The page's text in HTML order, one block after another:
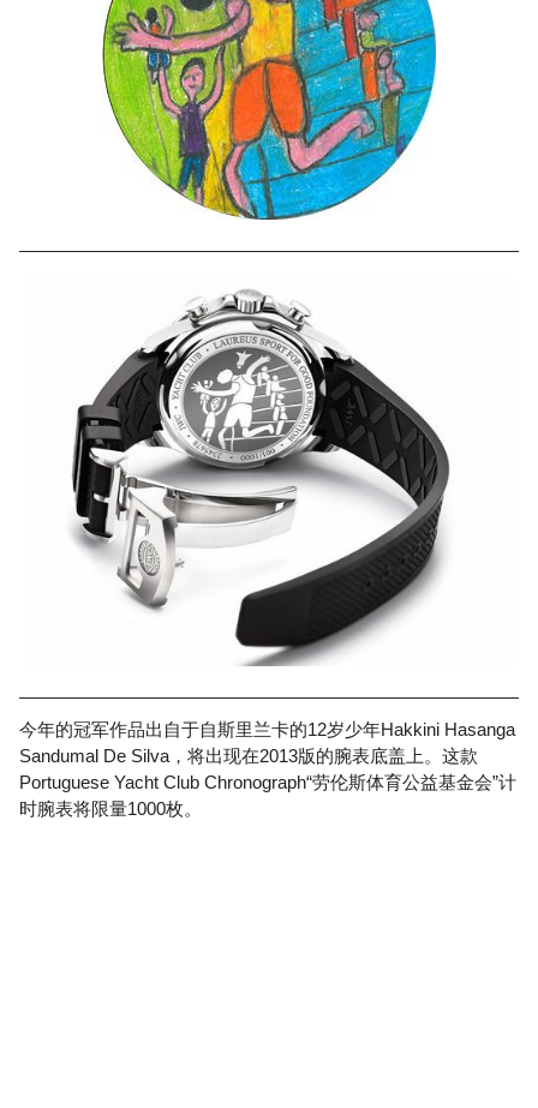
今年的冠军作品出自于自斯里兰卡的12岁少年Hakkini Hasanga
Sandumal De Silva，将出现在2013版的腕表底盖上。这款
Portuguese Yacht Club Chronograph“劳伦斯体育公益基金会”计
时腕表将限量1000枚。